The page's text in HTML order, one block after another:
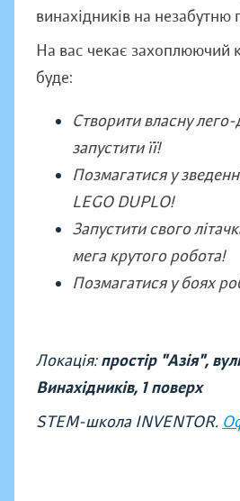
винахідників на незабутню
На вас чекає захоплюючий
буде:
Створити власну лего-
запустити її!
Позмагатися у
LEGO DUPLO!
Запустити свого
мега крутого робота!
Позмагатися у боях
Локація:простір "Азія",
Винахідників, 1 поверх
STEM-школа INVENTOR.